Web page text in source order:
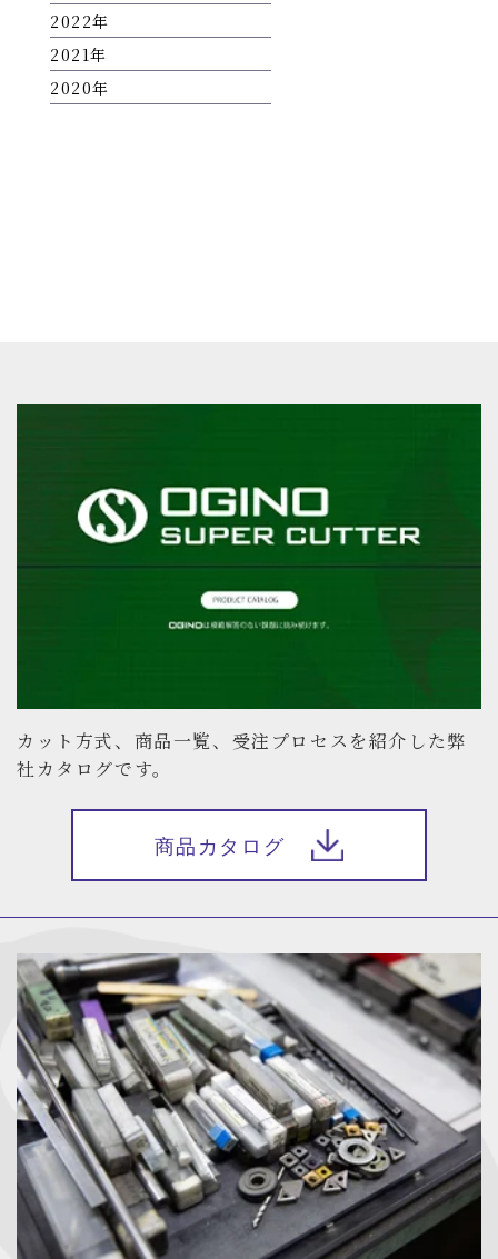
2022
2021
2020
カット方式、商品一覧、受注プロセスを紹介した弊
社カタログです。
商品カタログ